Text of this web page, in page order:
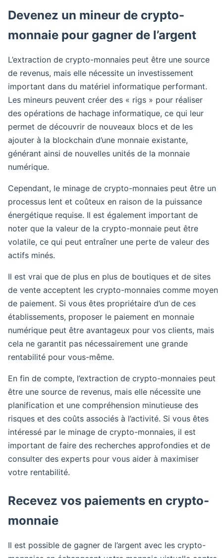
Devenez un mineur de crypto-
monnaie pour gagner de l’argent
L’extraction de crypto-monnaies peut être une source
de revenus, mais elle nécessite un investissement
important dans du matériel informatique performant.
Les mineurs peuvent créer des « rigs » pour réaliser
des opérations de hachage informatique, ce qui leur
permet de découvrir de nouveaux blocs et de les
ajouter à la blockchain d’une monnaie existante,
générant ainsi de nouvelles unités de la monnaie
numérique.
Cependant, le minage de crypto-monnaies peut être un
processus lent et coûteux en raison de la puissance
énergétique requise. Il est également important de
noter que la valeur de la crypto-monnaie peut être
volatile, ce qui peut entraîner une perte de valeur des
actifs minés.
Il est vrai que de plus en plus de boutiques et de sites
de vente acceptent les crypto-monnaies comme moyen
de paiement. Si vous êtes propriétaire d’un de ces
établissements, proposer le paiement en monnaie
numérique peut être avantageux pour vos clients, mais
cela ne garantit pas nécessairement une grande
rentabilité pour vous-même.
En fin de compte, l’extraction de crypto-monnaies peut
être une source de revenus, mais elle nécessite une
planification et une compréhension minutieuse des
risques et des coûts associés à l’activité. Si vous êtes
intéressé par le minage de crypto-monnaies, il est
important de faire des recherches approfondies et de
consulter des experts pour vous aider à maximiser
votre rentabilité.
Recevez vos paiements en crypto-
monnaie
Il est possible de gagner de l’argent avec les crypto-